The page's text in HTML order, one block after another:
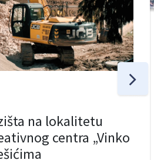
na lokalitetu
centra „Vinko